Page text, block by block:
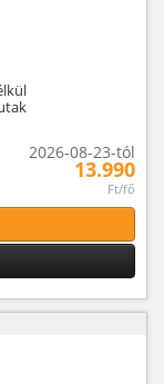
2026-08-23-tól
13.990
Ft/fő